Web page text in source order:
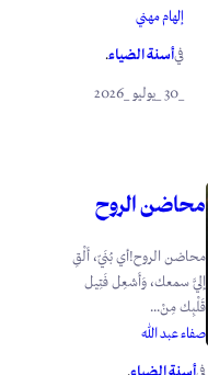
إلهام مهني
فيأسنة الضياء.
محاضن الروح
محاضن الروح!أي بُنَيّ، أَلْقِ
إليَّ سمعك، وَأَشعِل فَتِيل
قَلْبِك مِنْ...
صفاء عبد الله
أسنة الضياء